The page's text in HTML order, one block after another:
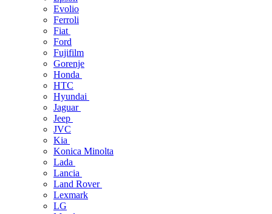
Evolio
Ferroli
Fiat
Ford
Fujifilm
Gorenje
Honda
HTC
Hyundai
Jaguar
Jeep
JVC
Kia
Konica Minolta
Lada
Lancia
Land Rover
Lexmark
LG